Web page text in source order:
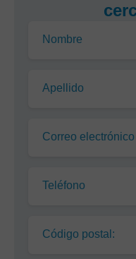
Nombre
Apellido
Correo electrónico
Teléfono
Código postal: